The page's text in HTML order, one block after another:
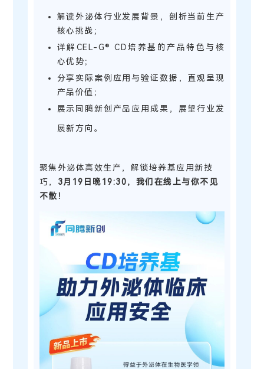
解读外泌体行业发展背景，剖析当前生产
核心挑战；
详解CEL-G® CD培养基的产品特色与核
心优势；
分享实际案例应用与验证数据，直观呈现
产品价值；
展示同腾新创产品应用成果，展望行业发
展新方向。
聚焦外泌体高效生产，解锁培养基应用新技
巧， 3月19日晚19:30，我们在线上与你不见
不散！